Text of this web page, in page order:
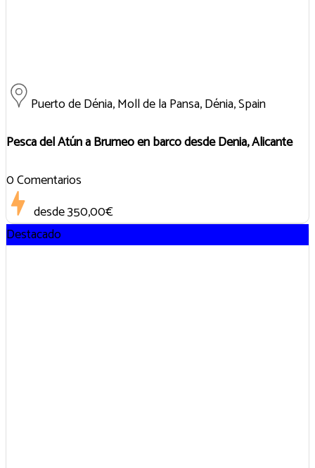
Puerto de Dénia, Moll de la Pansa, Dénia, Spain
Pesca del Atún a Brumeo en barco desde Denia, Alicante
0 Comentarios
desde350,00€
Destacado